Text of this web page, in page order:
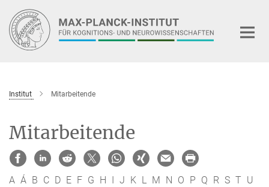
Hauptinhalt
Institut Mitarbeitende
Mitarbeitende
A Á B C D E F G H J K L M N O P Q R S T U